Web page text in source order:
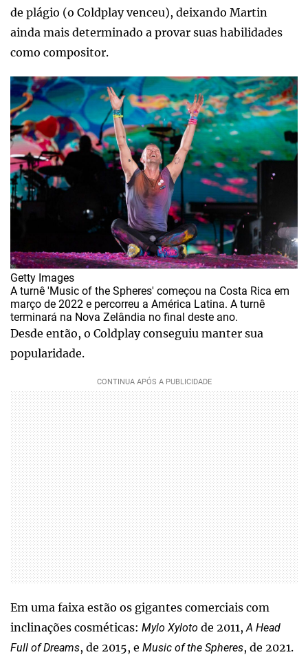
de plágio (o Coldplay venceu), deixando Martin
ainda mais determinado a provar suas habilidades
como compositor.
Getty Images
A turnê 'Music of the Spheres' começou na Costa Rica em
março de 2022 e percorreu a América Latina. A turnê
terminará na Nova Zelândia no final deste ano.
Desde então, o Coldplay conseguiu manter sua
popularidade.
Em uma faixa estão os gigantes comerciais com
inclinações cosméticas: Mylo Xyloto de 2011, A Head
Full of Dreams, de 2015, e Music of the Spheres, de 2021.